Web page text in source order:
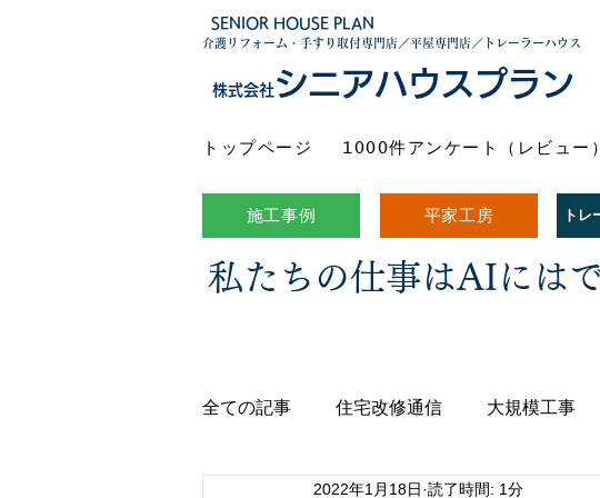
SENIOR HOUSE PLAN
介護リフォーム・手すり取付専門店／平屋専門店／トレーラーハウス
株式会社シニアハウスプラン
トップページ 1000件アンケート（レビュー）
施工事例 平家工房 トレ
私たちの仕事はAIには
全ての記事 住宅改修通信 大規模工事
2022年1月18日 読了時間: 1分